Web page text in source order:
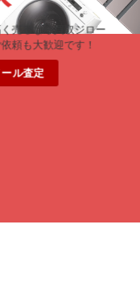
売るなら買取ジロー
頼も大歓迎です！
ル査定